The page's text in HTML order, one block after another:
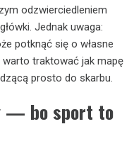
odzwierciedleniem
Jednak uwaga:
potknąć się o własne
warto traktować jak mapę
prosto do skarbu.
— bo sport to